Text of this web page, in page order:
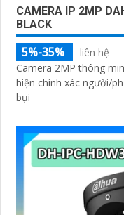
CAMERA IP 2MP
BLACK
5%-35%
liên hệ
Camera 2MP thông
hiện chính xác người/
bụi